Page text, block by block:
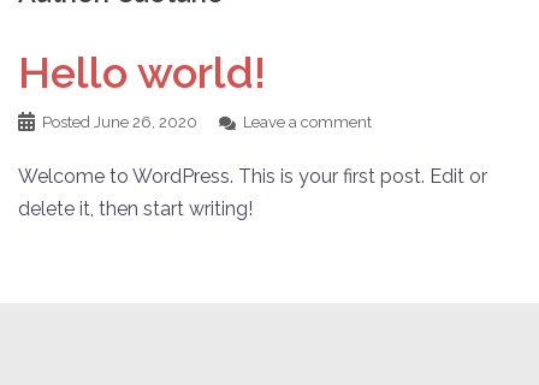
Hello world!
Posted June 26, 2020 Leave a comment
Welcome to WordPress. This is your first post. Edit or
delete it, then start writing!